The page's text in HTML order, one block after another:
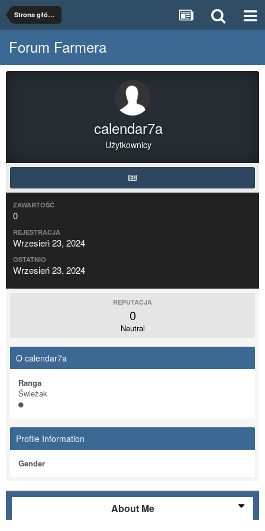
Strona główna
Forum Farmera
calendar7a
Użytkownicy
ZAWARTOŚĆ
0
REJESTRACJA
Wrzesień 23, 2024
OSTATNIO
Wrzesień 23, 2024
REPUTACJA
0
Neutral
O calendar7a
Ranga
Świeżak
Profile Information
Gender
About Me